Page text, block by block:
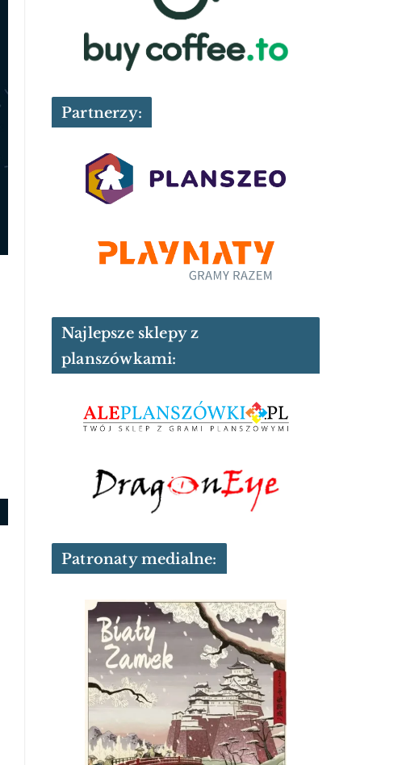
Partnerzy:
Najlepsze sklepy z
planszówkami:
Patronaty medialne: